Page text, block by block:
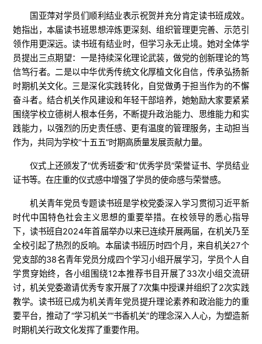
国亚萍对学员们顺利结业表示祝贺并充分肯定读书班成效。
她指出，本届读书班思想淬炼更深刻、组织管理更完善、示范引
领作用更深远。读书班有结业时，但学习永无止境。她对全体学
员提出三点期望：一是持续深化理论武装，做党的创新理论的笃
信笃行者。二是以中华优秀传统文化厚植文化自信，传承弘扬新
时期机关文化。三是深化实践转化，自觉做勇于担当作为的不懈
奋斗者。结合机关作风建设和年轻干部培养，她勉励大家要紧紧
围绕学校立德树人根本任务，不断提升政治能力、思维能力和实
践能力，以强烈的历史责任感、更有温度的管理服务，主动担当
作为，共同为学校“十五五”时期高质量发展贡献力量。
仪式上还颁发了“优秀班委”和“优秀学员”荣誉证书、学员结业
证书等。在庄重的仪式感中增强了学员的使命感与荣誉感。
机关青年党员专题读书班是学校党委深入学习贯彻习近平新
时代中国特色社会主义思想的重要举措。在校领导的悉心指导
下，读书班自2024年首届举办以来已连续开展两届，在机关乃至
全校引起了热烈的反响。本届读书班历时四个月，来自机关27个
党支部的38名青年党员分成四个学习小组开展学习，学员个人自
学贯穿始终，各小组围绕12本推荐书目开展了33次小组交流研
讨，机关党委邀请优秀专家开展了7次集中授课并组织了2次实践
教学。读书班已成为机关青年党员提升理论素养和政治能力的重
要平台，推动了“学习机关”“书香机关”的理念深入人心，为塑造新
时期机关行政文化发挥了重要作用。